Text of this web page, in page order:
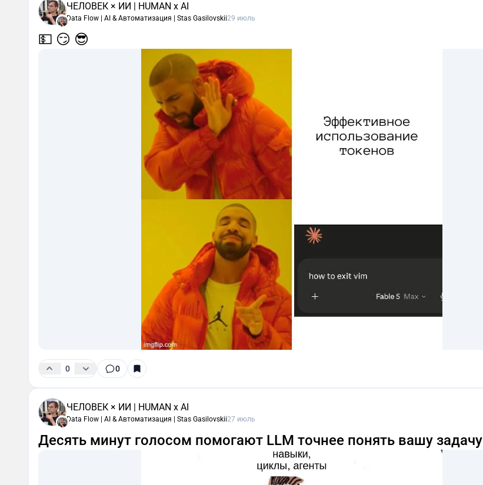
ЧЕЛОВЕК × ИИ | HUMAN x AI
Data Flow | AI & Автоматизация | Stas Gasilovskii29 июль
💵 😏 😎
0 0
ЧЕЛОВЕК × ИИ | HUMAN x AI
Data Flow | AI & Автоматизация | Stas Gasilovskii27 июль
Десять минут голосом помогают LLM точнее понять вашу задачу